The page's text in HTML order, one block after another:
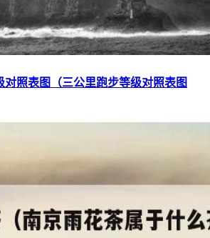
对照表图（三公里跑步等级对照表图